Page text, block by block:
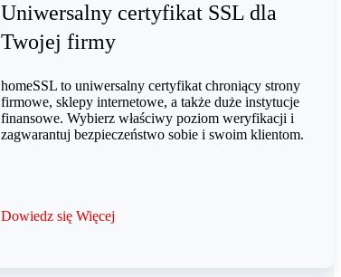
Uniwersalny certyfikat SSL dla
Twojej firmy
homeSSL to uniwersalny certyfikat chroniący strony
firmowe, sklepy internetowe, a także duże instytucje
finansowe. Wybierz właściwy poziom weryfikacji i
zagwarantuj bezpieczeństwo sobie i swoim klientom.
Dowiedz się Więcej